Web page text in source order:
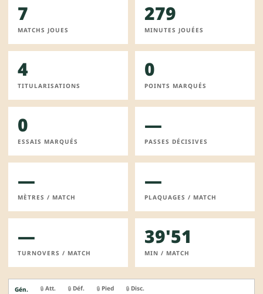
7
MATCHS JOUES
279
MINUTES JOUÉES
4
TITULARISATIONS
0
POINTS MARQUÉS
0
ESSAIS MARQUÉS
—
PASSES DÉCISIVES
—
MÈTRES / MATCH
—
PLAQUAGES / MATCH
—
TURNOVERS / MATCH
39'51
MIN / MATCH
Gén. 🔒 Att. 🔒 Déf. 🔒 Pied 🔒 Disc.